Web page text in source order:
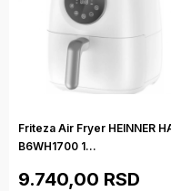
Friteza Air Fryer HEINNER
B6WH1700 1...
9.740,00 RSD